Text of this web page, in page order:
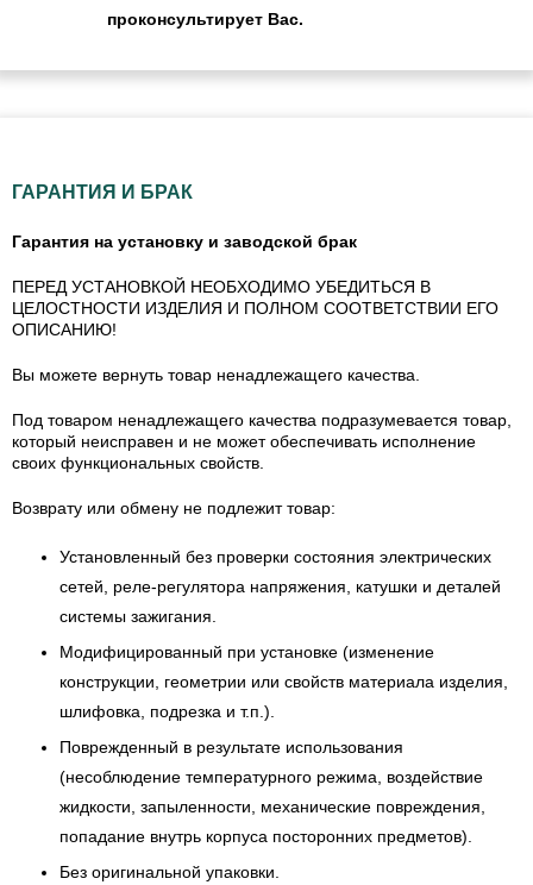
проконсультирует Вас.
ГАРАНТИЯ И БРАК
Гарантия на установку и заводской брак
ПЕРЕД УСТАНОВКОЙ НЕОБХОДИМО УБЕДИТЬСЯ В
ЦЕЛОСТНОСТИ ИЗДЕЛИЯ И ПОЛНОМ СООТВЕТСТВИИ ЕГО
ОПИСАНИЮ!
Вы можете вернуть товар ненадлежащего качества.
Под товаром ненадлежащего качества подразумевается товар,
который неисправен и не может обеспечивать исполнение
своих функциональных свойств.
Возврату или обмену не подлежит товар:
Установленный без проверки состояния электрических
сетей, реле-регулятора напряжения, катушки и деталей
системы зажигания.
Модифицированный при установке (изменение
конструкции, геометрии или свойств материала изделия,
шлифовка, подрезка и т.п.).
Поврежденный в результате использования
(несоблюдение температурного режима, воздействие
жидкости, запыленности, механические повреждения,
попадание внутрь корпуса посторонних предметов).
Без оригинальной упаковки.